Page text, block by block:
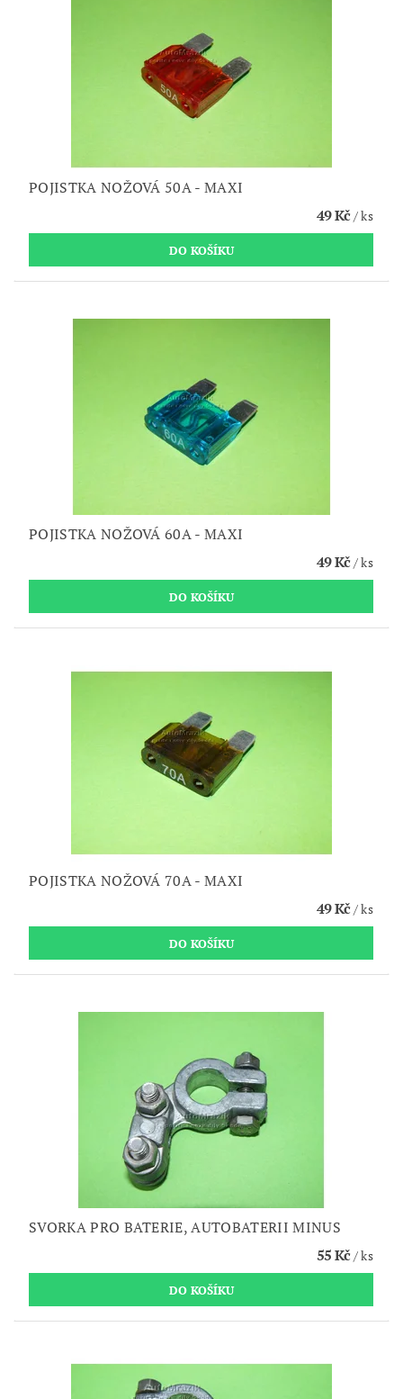
POJISTKA NOŽOVÁ 50A - MAXI
49 Kč/ ks
POJISTKA NOŽOVÁ 60A - MAXI
49 Kč/ ks
POJISTKA NOŽOVÁ 70A - MAXI
49 Kč/ ks
SVORKA PRO BATERIE, AUTOBATERII MINUS
55 Kč/ ks